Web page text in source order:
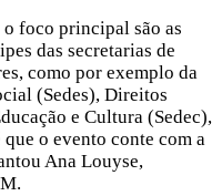
foco principal são as
das secretarias de
como por exemplo da
(Sedes), Direitos
e Cultura (Sedec),
o evento conte com a
Ana Louyse,